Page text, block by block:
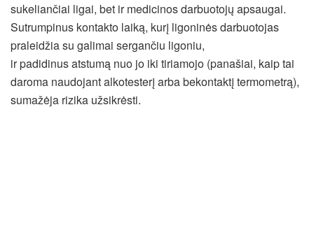
sukeliančiai ligai, bet ir medicinos darbuotojų apsaugai.
Sutrumpinus kontakto laiką, kurį ligoninės darbuotojas
praleidžia su galimai sergančiu ligoniu,
ir padidinus atstumą nuo jo iki tiriamojo (panašiai, kaip tai
daroma naudojant alkotesterį arba bekontaktį termometrą),
sumažėja rizika užsikrėsti.